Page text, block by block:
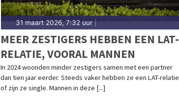
31 maart 2026, 7:32 uur|
MEER ZESTIGERS HEBBEN EEN LAT-
RELATIE, VOORAL MANNEN
In 2024 woonden minder zestigers samen met een partner
dan tien jaar eerder. Steeds vaker hebben ze een LAT-relatie
of zijn ze single. Mannen in deze [...]